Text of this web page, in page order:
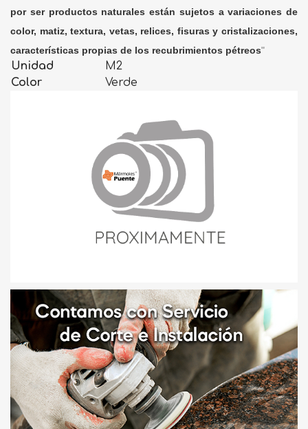
por ser productos naturales están sujetos a variaciones de
color, matiz, textura, vetas, relices, fisuras y cristalizaciones,
características propias de los recubrimientos pétreos"
Unidad
M2
Color
Verde